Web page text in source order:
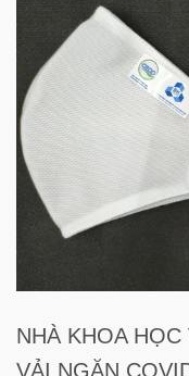
NHÀ KHOA
VẢI NGĂN